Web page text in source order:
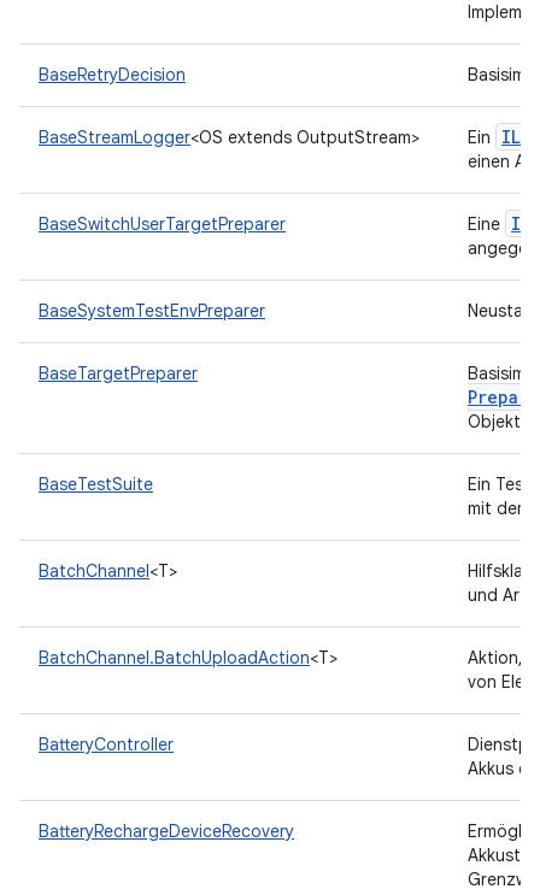
BaseRetryDecision
BaseStreamLogger<OS extends OutputStream> Ein
einen
BaseSwitchUserTargetPreparer Eine
BaseSystemTestEnvPreparer
BaseTargetPreparer
Objekt
BaseTestSuite
Ein Test
mit dem
BatchChannel<T>
und
BatchChannel.BatchUploadAction<T>
Aktion,
von
BatteryController
Akkus
BatteryRechargeDeviceRecovery